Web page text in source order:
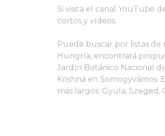
Si visita el canal YouTube
cortos y vídeos.
Puede buscar por listas de
Hungría, encontrará
Jardín Botánico Nacional
Krishna en Somogyvámos.
más largos: Gyula,